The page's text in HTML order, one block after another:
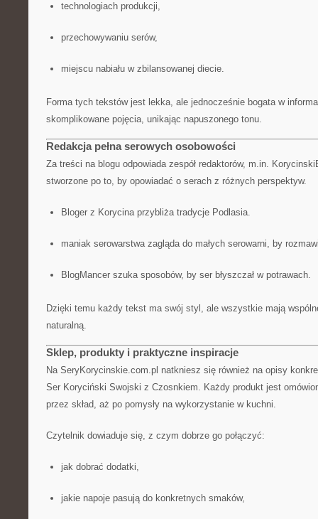
technologiach produkcji,
przechowywaniu serów,
miejscu nabiału w zbilansowanej diecie.
Forma tych tekstów jest lekka, ale jednocześnie bogata w
skomplikowane pojęcia, unikając napuszonego tonu.
Redakcja pełna serowych osobowości
Za treści na blogu odpowiada zespół redaktorów, m.in.
stworzone po to, by opowiadać o serach z różnych perspektyw.
Bloger z Korycina przybliża tradycje Podlasia.
maniak serowarstwa zagląda do małych serowarni, by
BlogMancer szuka sposobów, by ser błyszczał w potrawach.
Dzięki temu każdy tekst ma swój styl, ale wszystkie mają
naturalną.
Sklep, produkty i praktyczne inspiracje
Na SeryKorycinskie.com.pl natkniesz się również na opisy
Ser Koryciński Swojski z Czosnkiem. Każdy produkt jest
przez skład, aż po pomysły na wykorzystanie w kuchni.
Czytelnik dowiaduje się, z czym dobrze go połączyć:
jak dobrać dodatki,
jakie napoje pasują do konkretnych smaków,